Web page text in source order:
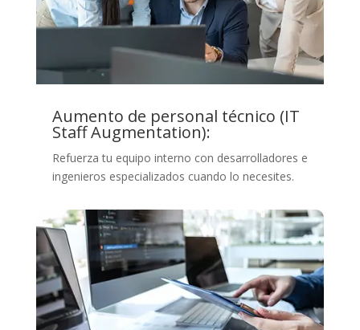
Aumento de personal técnico (IT
Staff Augmentation):
Refuerza tu equipo interno con desarrolladores e
ingenieros especializados cuando lo necesites.